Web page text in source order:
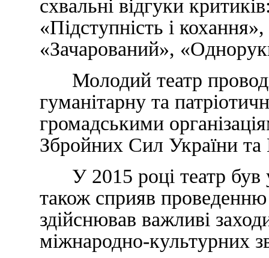
схвальні відгуки
«Підступність і
«Зачарований»,
Молодий театр
гуманітарну та
громадськими
Збройних Сил України та
У 2015 році театр був
також сприяв проведенню
здійснював важливі
міжнародно-культурних